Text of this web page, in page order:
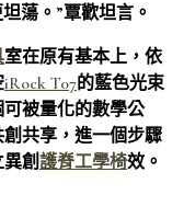
蕩。”覃歡坦言。
室在原有基本上，依
iRock T07的藍色光束
被量化的數學公
共享，進一個步驟
創護脊工學椅效。